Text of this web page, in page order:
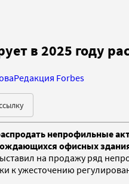
в 2025 году
Редакция Forbes
непрофильные
офисных
на продажу ряд
к ужесточению